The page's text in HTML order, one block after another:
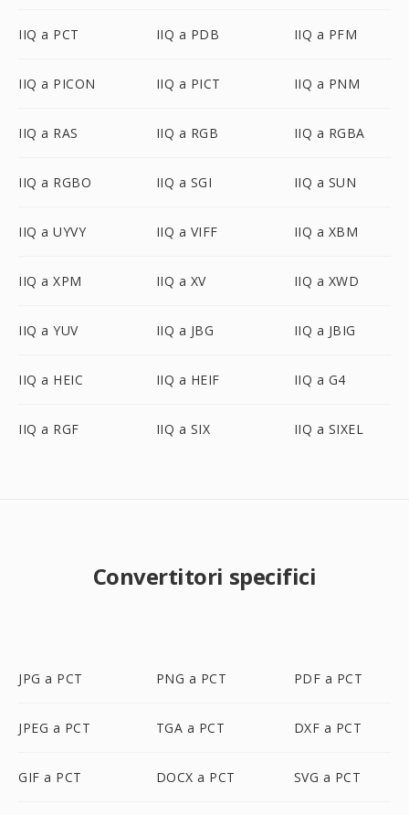
IIQ a PCT IIQ a PDB IIQ a PFM
IIQ a PICON IIQ a PICT IIQ a PNM
IIQ a RAS IIQ a RGB IIQ a RGBA
IIQ a RGBO IIQ a SGI IIQ a SUN
IIQ a UYVY IIQ a VIFF IIQ a XBM
IIQ a XPM IIQ a XV IIQ a XWD
IIQ a YUV IIQ a JBG IIQ a JBIG
IIQ a HEIC IIQ a HEIF IIQ a G4
IIQ a RGF IIQ a SIX IIQ a SIXEL
Convertitori specifici
JPG a PCT PNG a PCT PDF a PCT
JPEG a PCT TGA a PCT DXF a PCT
GIF a PCT DOCX a PCT SVG a PCT